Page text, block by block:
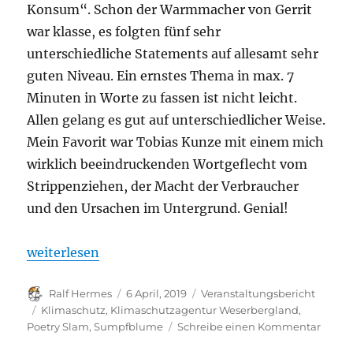
Konsum“. Schon der Warmmacher von Gerrit
war klasse, es folgten fünf sehr
unterschiedliche Statements auf allesamt sehr
guten Niveau. Ein ernstes Thema in max. 7
Minuten in Worte zu fassen ist nicht leicht.
Allen gelang es gut auf unterschiedlicher Weise.
Mein Favorit war Tobias Kunze mit einem mich
wirklich beeindruckenden Wortgeflecht vom
Strippenziehen, der Macht der Verbraucher
und den Ursachen im Untergrund. Genial!
„Sprachgenial! Sumpfe-Klima-Slam –
weiterlesen
Autor
Ralf Hermes
Veröffentlicht
am
6 April, 2019 Kategorien
Veranstaltungsbericht
Schlagwörter
Klimaschutz, Klimaschutzagentur Weserbergland,
Poetry Slam,Sumpfblume Schreibe einen Kommentarzu